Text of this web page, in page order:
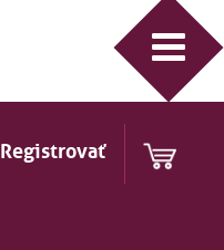
Registrovať